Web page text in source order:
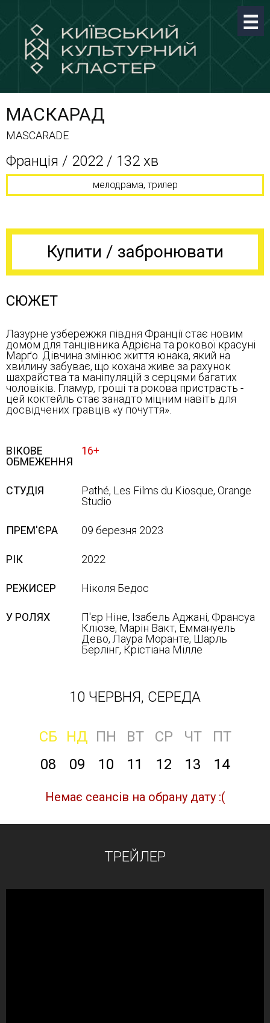
МАСКАРАД
MASCARADE
Франція / 2022 / 132 хв
мелодрама, трилер
Купити / забронювати
СЮЖЕТ
Лазурне узбережжя півдня Франції стає новим
домом для танцівника Адрієна та рокової красуні
Марґо. Дівчина змінює життя юнака, який на
хвилину забуває, що кохана живе за рахунок
шахрайства та маніпуляцій з серцями багатих
чоловіків. Гламур, гроші та рокова пристрасть -
цей коктейль стає занадто міцним навіть для
досвідчених гравців «у почуття».
ВІКОВЕ
ОБМЕЖЕННЯ
16+
СТУДІЯ
Pathé, Les Films du Kiosque, Orange
Studio
ПРЕМ'ЄРА 09 березня 2023
РІК 2022
РЕЖИСЕР Ніколя Бедос
У РОЛЯХ
П'єр Ніне, Ізабель Аджані, Франсуа
Клюзе, Марін Вакт, Еммануель
Дево, Лаура Моранте, Шарль
Берлінг, Крістіана Мілле
10 ЧЕРВНЯ, СЕРЕДА
СБ НД ПН ВТ СР ЧТ
ПТ
08
09 10 11 12 13 14
Немає сеансів на обрану дату :(
ТРЕЙЛЕР